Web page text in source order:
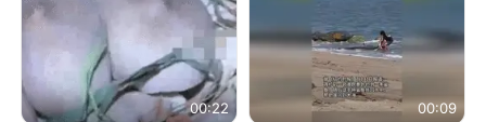
00:22 00:09